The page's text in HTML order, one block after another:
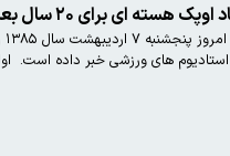
ای برای ۲۰ سال بعد است
های ورزشی خبر داده است.